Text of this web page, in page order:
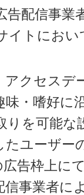
配信事業
イトにお
アクセスデ
・嗜好に
りを可能
ユーザー
告枠上に
事業者に